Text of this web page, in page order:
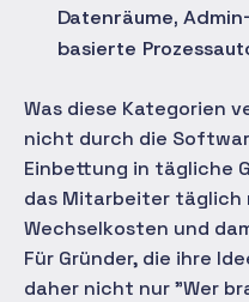
Datenräume,
basierte
Was diese Kategorien
nicht durch die
Einbettung in tägliche
das Mitarbeiter täglich
Wechselkosten und
Für Gründer, die ihre
daher nicht nur "Wer